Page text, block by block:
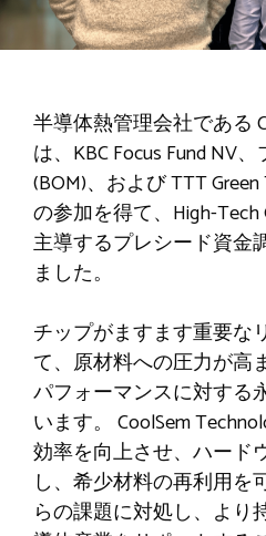
半導体熱管理会社である
は、KBC Focus Fund NV
(BOM)、および TTT Green
の参加を得て、High-Tech
主導するプレシード資金
ました。
チップがますます重要な
て、原材料への圧力が高
パフォーマンスに対する
います。 CoolSem
効率を向上させ、ハード
し、希少材料の再利用を
らの課題に対処し、より